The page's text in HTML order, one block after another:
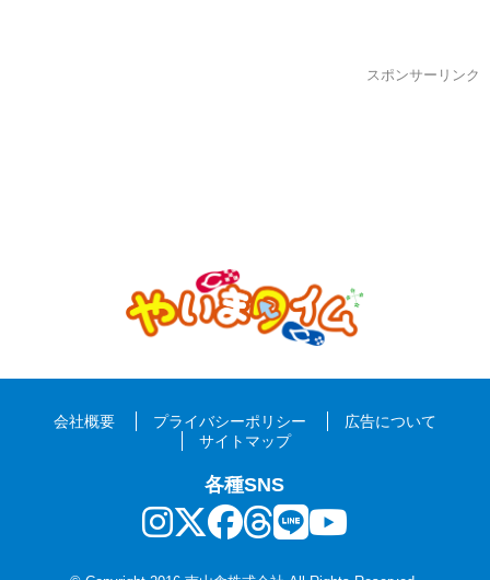
スポンサーリンク
会社概要 プライバシーポリシー
広告について
サイトマップ
各種SNS